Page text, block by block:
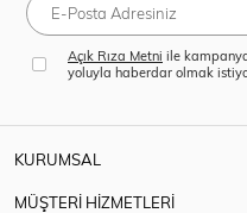
Açık Rıza Metni ile
yoluyla haberdar olmak
KURUMSAL
MÜŞTERİ HİZMETLERİ